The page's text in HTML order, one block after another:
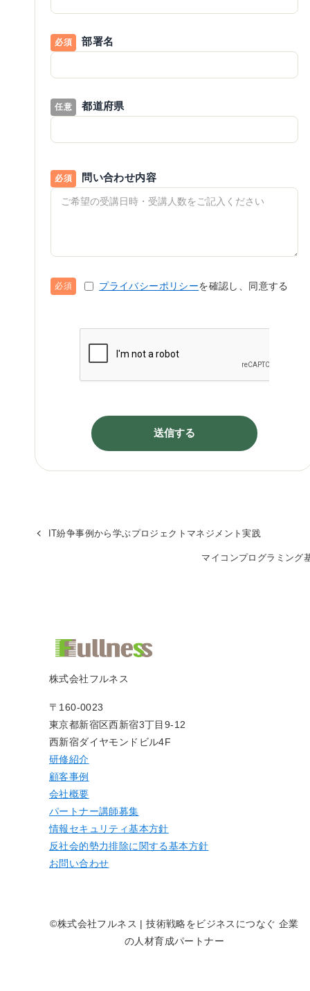
部署名
都道府県
問い合わせ内容
必須 プライバシーポリシーを確認し、同意する
IT紛争事例から学ぶプロジェクトマネジメント実践
マイコンプログラミング
株式会社フルネス
〒160-0023
東京都新宿区西新宿3丁目9-12
西新宿ダイヤモンドビル4F
研修紹介
顧客事例
会社概要
パートナー講師募集
情報セキュリティ基本方針
反社会的勢力排除に関する基本方針
お問い合わせ
©株式会社フルネス | 技術戦略をビジネスにつなぐ 企業
の人材育成パートナー